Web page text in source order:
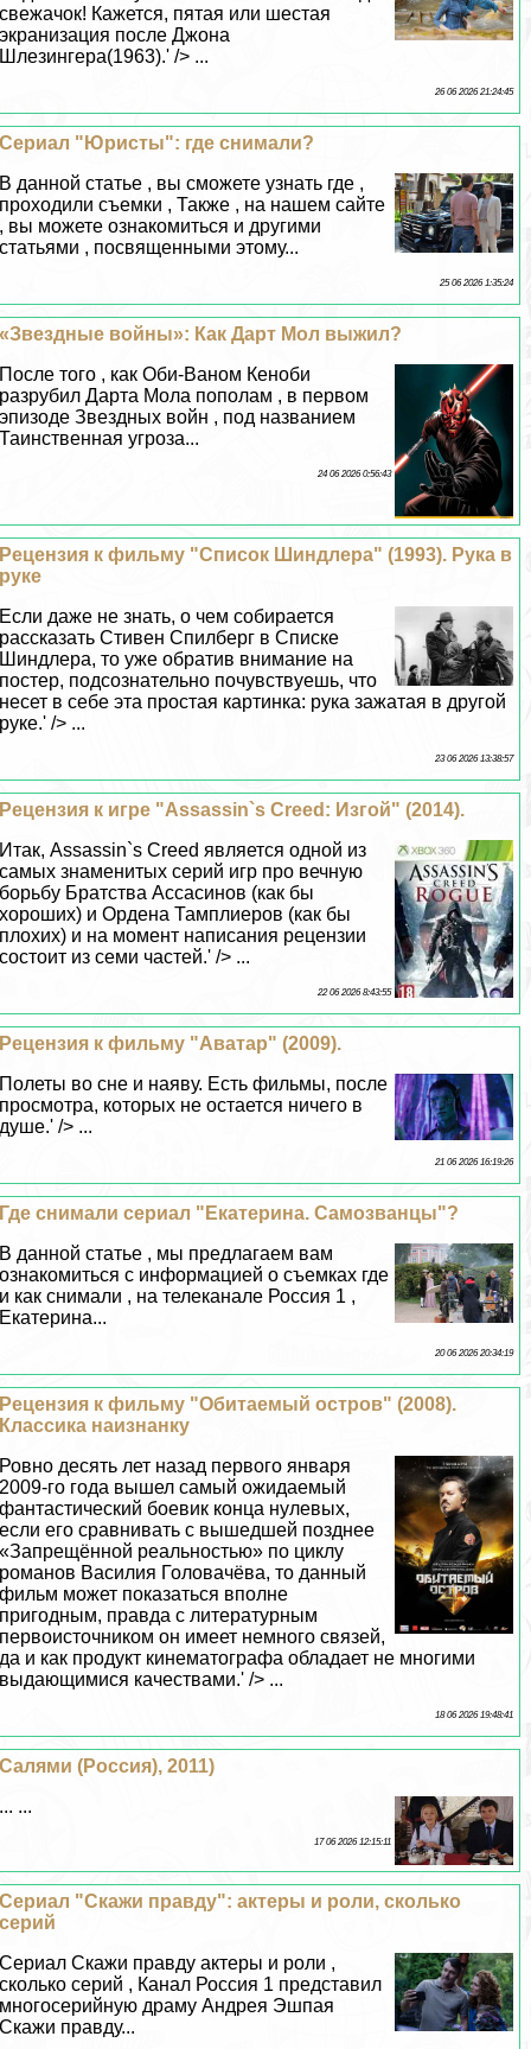
свежачок! Кажется, пятая или шестая
экранизация после Джона
Шлезингера(1963).' /> ...
26 06 2026 21:24:45
Сериал "Юристы": где снимали?
В данной статье , вы сможете узнать где ,
проходили съемки , Также , на нашем сайте
, вы можете ознакомиться и другими
статьями , посвященными этому...
25 06 2026 1:35:24
«Звездные войны»: Как Дарт Мол выжил?
После того , как Оби-Ваном Кеноби
разрубил Дарта Мола пополам , в первом
эпизоде Звездных войн , под названием
Таинственная угроза...
24 06 2026 0:56:43
Рецензия к фильму "Список Шиндлера" (1993). Рука в
руке
Если даже не знать, о чем собирается
рассказать Стивен Спилберг в Списке
Шиндлера, то уже обратив внимание на
постер, подсознательно почувствуешь, что
несет в себе эта простая картинка: рука зажатая в другой
руке.' /> ...
23 06 2026 13:38:57
Рецензия к игре "Assassin`s Creed: Изгой" (2014).
Итак, Assassin`s Creed является одной из
самых знаменитых серий игр про вечную
борьбу Братства Ассасинов (как бы
хороших) и Ордена Тамплиеров (как бы
плохих) и на момент написания рецензии
состоит из семи частей.' /> ...
22 06 2026 8:43:55
Рецензия к фильму "Аватар" (2009).
Полеты во сне и наяву. Есть фильмы, после
просмотра, которых не остается ничего в
душе.' /> ...
21 06 2026 16:19:26
Где снимали сериал "Екатерина. Самозванцы"?
В данной статье , мы предлагаем вам
ознакомиться с информацией о съемках где
и как снимали , на телеканале Россия 1 ,
Екатерина...
20 06 2026 20:34:19
Рецензия к фильму "Обитаемый остров" (2008).
Классика наизнанку
Ровно десять лет назад первого января
2009-го года вышел самый ожидаемый
фантастический боевик конца нулевых,
если его сравнивать с вышедшей позднее
«Запрещённой реальностью» по циклу
романов Василия Головачёва, то данный
фильм может показаться вполне
пригодным, правда с литературным
первоисточником он имеет немного связей,
да и как продукт кинематографа обладает не многими
выдающимися качествами.' /> ...
18 06 2026 19:48:41
Салями (Россия), 2011)
... ...
17 06 2026 12:15:11
Сериал "Скажи правду": актеры и роли, сколько
серий
Сериал Скажи правду актеры и роли ,
сколько серий , Канал Россия 1 представил
многосерийную драму Андрея Эшпая
Скажи правду...